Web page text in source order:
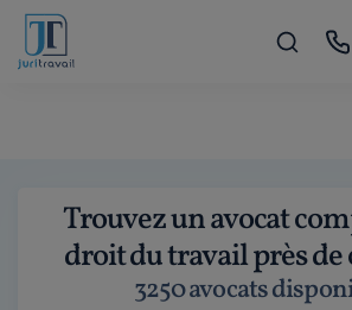
Trouvez un avocat
droit du travail près de
3250 avocats